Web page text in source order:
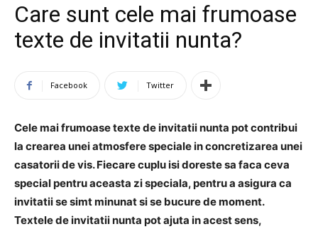
Care sunt cele mai frumoase
texte de invitatii nunta?
Facebook Twitter
Cele mai frumoase texte de invitatii nunta pot contribui
la crearea unei atmosfere speciale in concretizarea unei
casatorii de vis. Fiecare cuplu isi doreste sa faca ceva
special pentru aceasta zi speciala, pentru a asigura ca
invitatii se simt minunat si se bucure de moment.
Textele de invitatii nunta pot ajuta in acest sens,